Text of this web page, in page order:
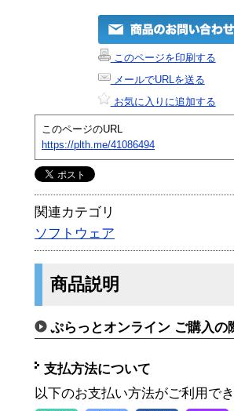
このページを印刷する
メールでURLを送る
お気に入りに追加する
このページのURL
https://plth.me/41086494
関連カテゴリ
ソフトウェア
商品説明
ぷらっとオンライン ご購入の
支払方法について
以下のお支払い方法がご利用で